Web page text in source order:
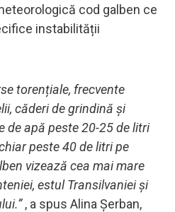
cod galben ce
instabilității
torențiale, frecvente
căderi de grindină și
apă peste 20-25 de litri
peste 40 de litri pe
vizează cea mai mare
estul Transilvaniei și
, a spus Alina Șerban,